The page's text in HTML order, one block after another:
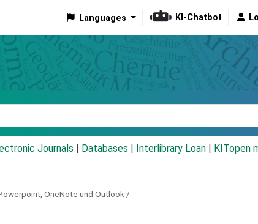
Languages KI-Chatbot
Journals Databases Interlibrary Loan KITopen
OneNote und Outlook /